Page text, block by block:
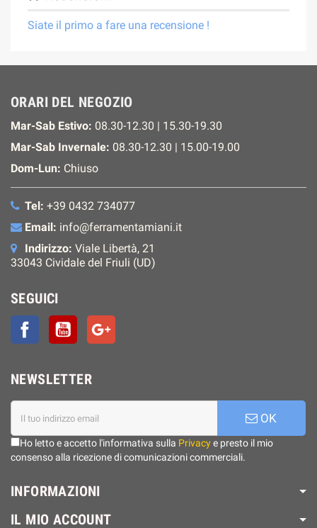
Siate il primo a fare una recensione !
ORARI DEL NEGOZIO
Mar-Sab Estivo: 08.30-12.30 | 15.30-19.30
Mar-Sab Invernale: 08.30-12.30 | 15.00-19.00
Dom-Lun: Chiuso
Tel: +39 0432 734077
Email: info@ferramentamiani.it
Indirizzo: Viale Libertà, 21
33043 Cividale del Friuli (UD)
SEGUICI
FacebookYouTube
NEWSLETTER
OK
Ho letto e accetto l'informativa sulla Privacye presto il mio
consenso alla ricezione di comunicazioni commerciali.
INFORMAZIONI
IL MIO ACCOUNT